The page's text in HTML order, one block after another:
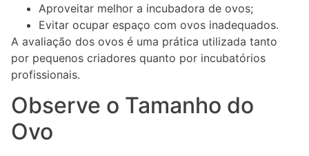
Aproveitar melhor a incubadora de ovos;
Evitar ocupar espaço com ovos inadequados.
A avaliação dos ovos é uma prática utilizada tanto
por pequenos criadores quanto por incubatórios
profissionais.
Observe o Tamanho do
Ovo